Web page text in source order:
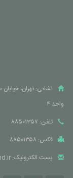
واحد ۴
تلفن: ۸۸۵۰۱۳۵۷
فکس: ۸۸۵۰۱۳۵۸
پست الکترونیک: info[at]parand.ir